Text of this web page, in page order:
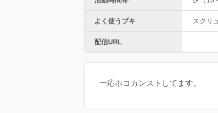
よく使うブキ スクリ
配信URL
一応ホコカンストしてます。